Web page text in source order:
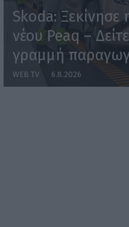
Skoda:
νέου Peaq –
γραμμή
WEB TV 6.8.2026